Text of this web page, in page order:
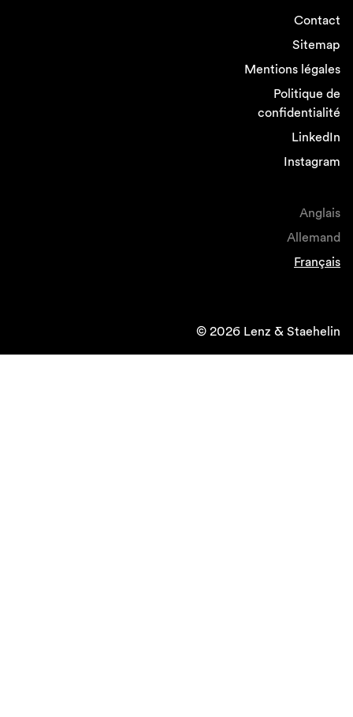
Contact
Sitemap
Mentions légales
Politique de
confidentialité
LinkedIn
Instagram
Anglais
Allemand
Français
© 2026 Lenz & Staehelin